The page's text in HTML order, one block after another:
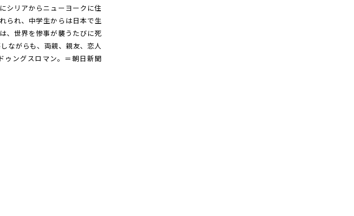
シリアからニューヨークに住
られ、中学生からは日本で生
、世界を惨事が襲うたびに死
ながらも、両親、親友、恋人
ゥングスロマン。＝朝日新聞